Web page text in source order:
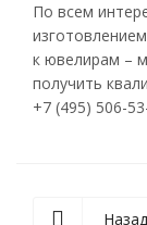
По всем
к ювелирам –
получить
+7 (495) 506-